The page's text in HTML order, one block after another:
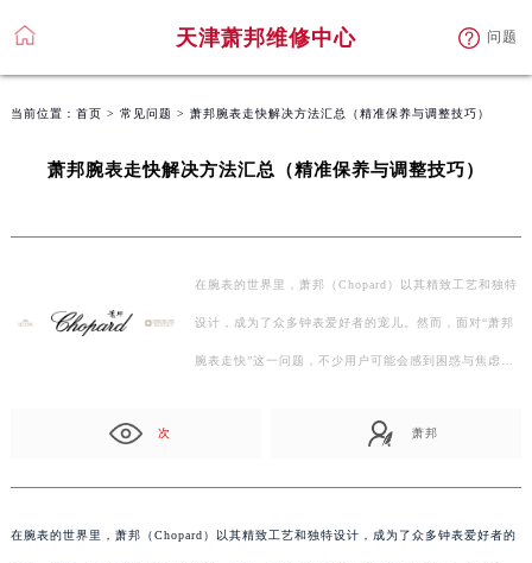
天津萧邦维修中心 问题
当前位置： 首页 > 常见问题 > 萧邦腕表走快解决方法汇总（精准保养与调整技巧）
萧邦腕表走快解决方法汇总（精准保养与调整技巧）
在腕表的世界里，萧邦（Chopard）以其精致工艺和独特
设计，成为了众多钟表爱好者的宠儿。然而，面对“萧邦
腕表走快”这一问题，不少用户可能会感到困惑与焦虑。
次 萧邦
在腕表的世界里，萧邦（Chopard）以其精致工艺和独特设计，成为了众多钟表爱好者的